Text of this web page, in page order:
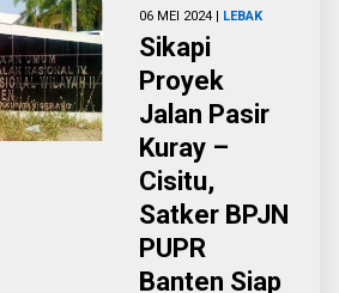
06 MEI 2024 | LEBAK
Sikapi
Proyek
Jalan Pasir
Kuray –
Cisitu,
Satker BPJN
PUPR
Banten Siap